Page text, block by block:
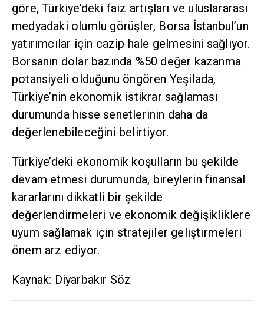
göre, Türkiye’deki faiz artışları ve uluslararası
medyadaki olumlu görüşler, Borsa İstanbul’un
yatırımcılar için cazip hale gelmesini sağlıyor.
Borsanın dolar bazında %50 değer kazanma
potansiyeli olduğunu öngören Yeşilada,
Türkiye’nin ekonomik istikrar sağlaması
durumunda hisse senetlerinin daha da
değerlenebileceğini belirtiyor.
Türkiye’deki ekonomik koşulların bu şekilde
devam etmesi durumunda, bireylerin finansal
kararlarını dikkatli bir şekilde
değerlendirmeleri ve ekonomik değişikliklere
uyum sağlamak için stratejiler geliştirmeleri
önem arz ediyor.
Kaynak: Diyarbakır Söz